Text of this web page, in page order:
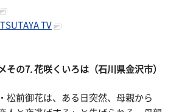
TV
その7. 花咲くいろは（石川県金沢市）
松前御花は、ある日突然、母親から